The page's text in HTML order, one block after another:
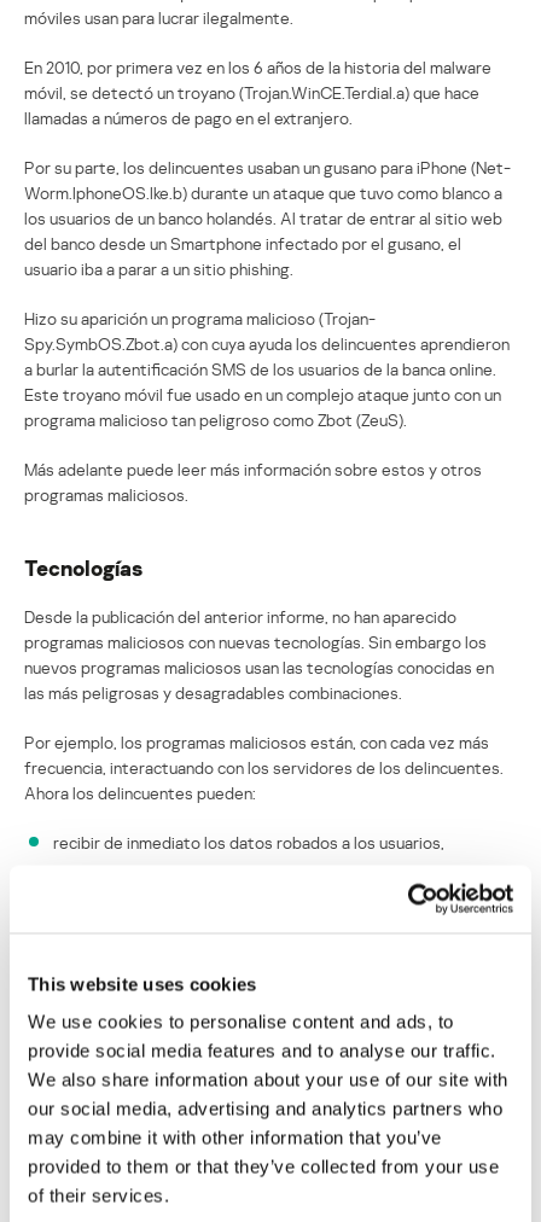
This website uses cookies
We use cookies to personalise content and ads, to
provide social media features and to analyse our traffic.
We also share information about your use of our site with
our social media, advertising and analytics partners who
may combine it with other information that you’ve
provided to them or that they’ve collected from your use
of their services.
móviles usan para lucrar ilegalmente.
En 2010, por primera vez en los 6 años de la historia del malware
móvil, se detectó un troyano (Trojan.WinCE.Terdial.a) que hace
llamadas a números de pago en el extranjero.
Por su parte, los delincuentes usaban un gusano para iPhone (Net-
Worm.IphoneOS.Ike.b) durante un ataque que tuvo como blanco a
los usuarios de un banco holandés. Al tratar de entrar al sitio web
del banco desde un Smartphone infectado por el gusano, el
usuario iba a parar a un sitio phishing.
Hizo su aparición un programa malicioso (Trojan-
Spy.SymbOS.Zbot.a) con cuya ayuda los delincuentes aprendieron
a burlar la autentificación SMS de los usuarios de la banca online.
Este troyano móvil fue usado en un complejo ataque junto con un
programa malicioso tan peligroso como Zbot (ZeuS).
Más adelante puede leer más información sobre estos y otros
programas maliciosos.
Tecnologías
Desde la publicación del anterior informe, no han aparecido
programas maliciosos con nuevas tecnologías. Sin embargo los
nuevos programas maliciosos usan las tecnologías conocidas en
las más peligrosas y desagradables combinaciones.
Por ejemplo, los programas maliciosos están, con cada vez más
frecuencia, interactuando con los servidores de los delincuentes.
Ahora los delincuentes pueden:
recibir de inmediato los datos robados a los usuarios,
actualizar los parámetros de funcionamiento del software
Esto significa que los ataques de los programas maliciosos móviles
están alcanzando un nuevo nivel.
Amenazas móviles fuera del laboratorio
A continuación haremos un análisis de los programas maliciosos
más importantes para diferentes plataformas, descubiertos entre